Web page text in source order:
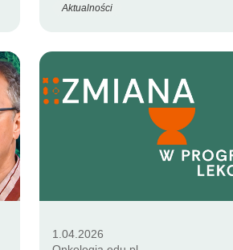
Aktualności
1.04.2026